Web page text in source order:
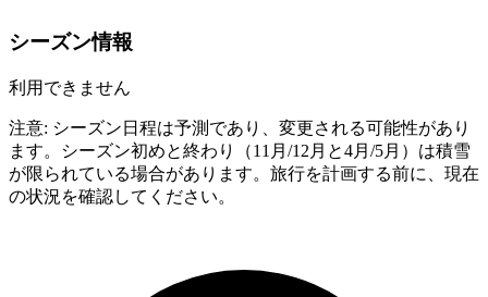
シーズン情報
利用できません
注意: シーズン日程は予測であり、変更される可能性があり
ます。シーズン初めと終わり（11月/12月と4月/5月）は積雪
が限られている場合があります。旅行を計画する前に、現在
の状況を確認してください。